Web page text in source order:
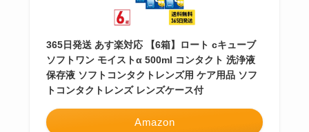
365日発送 あす楽対応 【6箱】ロート cキューブ
ソフトワン モイストα 500ml コンタクト 洗浄液
保存液 ソフトコンタクトレンズ用 ケア用品 ソフ
トコンタクトレンズ レンズケース付
Amazon